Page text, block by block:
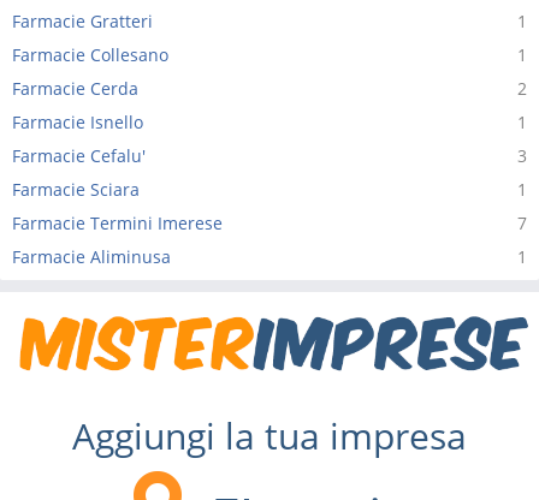
1
Farmacie Gratteri
1
Farmacie Collesano
2
Farmacie Cerda
1
Farmacie Isnello
3
Farmacie Cefalu'
1
Farmacie Sciara
7
Farmacie Termini Imerese
1
Farmacie Aliminusa
Aggiungi la tua impresa